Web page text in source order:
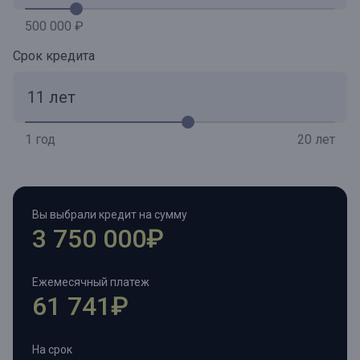
500 000 ₽
Срок кредита
1 год 20 лет
Вы выбрали кредит на сумму
3 750 000₽
Ежемесячный платеж
61 741₽
На срок